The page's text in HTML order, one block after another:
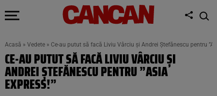
Acasă » Vedete » Ce-au putut să facă Liviu Vârciu şi Andrei Ştefănescu pentru
CE-AU PUTUT SĂ FACĂ LIVIU VÂRCIU ŞI
ANDREI ŞTEFĂNESCU PENTRU ”ASIA
EXPRESS!”